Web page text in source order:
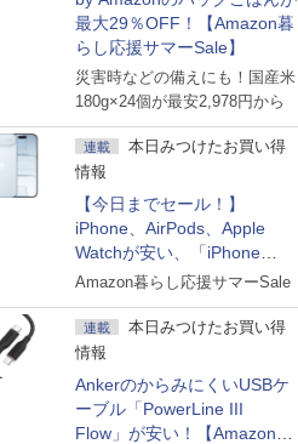
最大29％OFF！【Amazon暮
らし応援サマーSale】
災害時などの備えにも！国産米
180g×24個が最安2,978円から
連載
本日みつけたお買い得
情報
【今日までセール！】
iPhone、AirPods、Apple
Watchが安い、「iPhone
Air」256GB版が139,800円な
Amazon暮らし応援サマーSale
連載
本日みつけたお買い得
情報
AnkerのからみにくいUSBケ
ーブル「PowerLine III
Flow」が安い！【Amazon暮